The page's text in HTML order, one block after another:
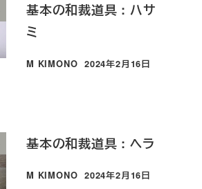
基本の和裁道具 : ハサ
ミ
M KIMONO
投稿日
2024年2月16日
基本の和裁道具 : ヘラ
M KIMONO
投稿日
2024年2月16日